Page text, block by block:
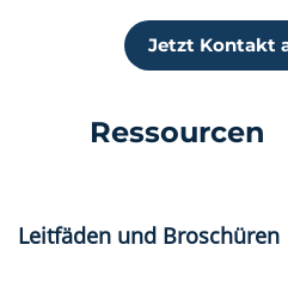
Jetzt Kontakt
Ressourcen
Leitfäden und Broschüren